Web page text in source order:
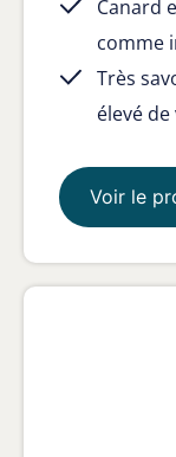
Canard
comme
Très
élevé
Voir le